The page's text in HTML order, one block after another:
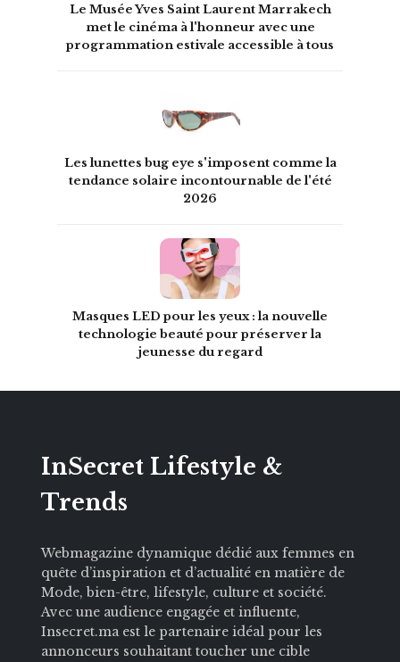
Le Musée Yves Saint Laurent Marrakech
met le cinéma à l'honneur avec une
programmation estivale accessible à tous
Les lunettes bug eye s'imposent comme la
tendance solaire incontournable de l'été
2026
Masques LED pour les yeux : la nouvelle
technologie beauté pour préserver la
jeunesse du regard
InSecret Lifestyle &
Trends
Webmagazine dynamique dédié aux femmes en
quête d’inspiration et d’actualité en matière de
Mode, bien-être, lifestyle, culture et société.
Avec une audience engagée et influente,
Insecret.ma est le partenaire idéal pour les
annonceurs souhaitant toucher une cible